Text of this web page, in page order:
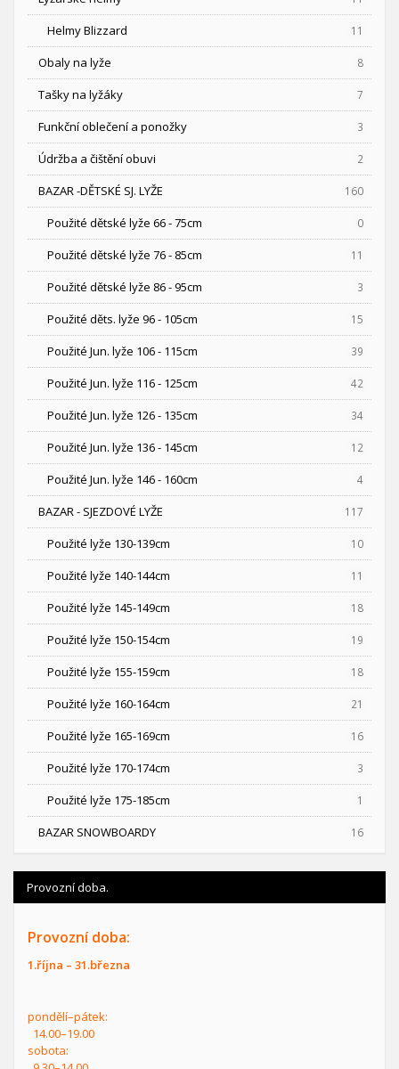
Helmy Blizzard 11
Obaly na lyže 8
Tašky na lyžáky 7
Funkční oblečení a ponožky 3
Údržba a čištění obuvi 2
BAZAR -DĚTSKÉ SJ. LYŽE 160
Použité dětské lyže 66 - 75cm 0
Použité dětské lyže 76 - 85cm 11
Použité dětské lyže 86 - 95cm 3
Použité děts. lyže 96 - 105cm 15
Použité Jun. lyže 106 - 115cm 39
Použité Jun. lyže 116 - 125cm 42
Použité Jun. lyže 126 - 135cm 34
Použité Jun. lyže 136 - 145cm 12
Použité Jun. lyže 146 - 160cm 4
BAZAR - SJEZDOVÉ LYŽE 117
Použité lyže 130-139cm 10
Použité lyže 140-144cm 11
Použité lyže 145-149cm 18
Použité lyže 150-154cm 19
Použité lyže 155-159cm 18
Použité lyže 160-164cm 21
Použité lyže 165-169cm 16
Použité lyže 170-174cm 3
Použité lyže 175-185cm 1
BAZAR SNOWBOARDY 16
Provozní doba.
Provozní doba:
1.října – 31.března
pondělí–pátek:
14.00–19.00
sobota: